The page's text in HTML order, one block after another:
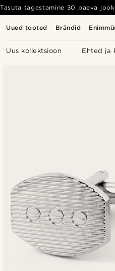
Uued tooted Brändid
Uus kollektsioon Ehted ja
Tasuta tagastamine 30 päeva